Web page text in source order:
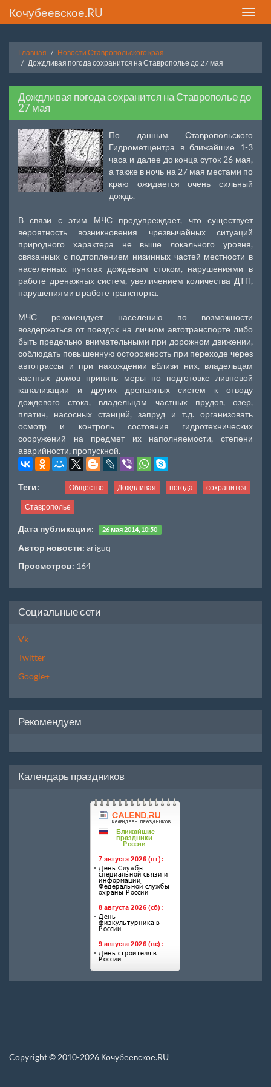
Toggle
Кочубеевское.RU
Главная
Новости Ставропольского края
Дождливая погода сохранится на Ставрополье до 27 мая
Дождливая погода сохранится на Ставрополье до
27 мая
По данным Ставропольского
Гидрометцентра в ближайшие 1-3
часа и далее до конца суток 26 мая,
а также в ночь на 27 мая местами по
краю ожидается очень сильный
дождь.
В связи с этим МЧС предупреждает, что существует
вероятность возникновения чрезвычайных ситуаций
природного характера не выше локального уровня,
связанных с подтоплением низинных частей местности в
населенных пунктах дождевым стоком, нарушениями в
работе дренажных систем, увеличением количества ДТП,
нарушениями в работе транспорта.
МЧС рекомендует населению по возможности
воздержаться от поездок на личном автотранспорте либо
быть предельно внимательными при дорожном движении,
соблюдать повышенную осторожность при переходе через
автотрассы и при нахождении вблизи них, владельцам
частных домов принять меры по подготовке ливневой
канализации и других дренажных систем к отводу
дождевого стока, владельцам частных прудов, озер,
платин, насосных станций, запруд и т.д. организовать
осмотр и контроль состояния гидротехнических
сооружений на предмет их наполняемости, степени
аварийности, пропускной.
Теги: Общество Дождливая погода сохранится
Ставрополье
Дата публикации: 26 мая 2014, 10:50
Автор новости: ariguq
Просмотров: 164
Социальные сети
Vk
Twitter
Google+
Рекомендуем
Календарь праздников
Copyright © 2010-2026 Кочубеевское.RU